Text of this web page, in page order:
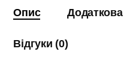
Опис
Відгуки (0)